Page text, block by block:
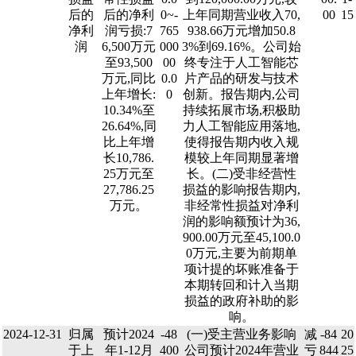
后的
净利
润
后的净利
润亏损:7
6,500万元
至93,500
万元,同比
上年增长:
10.34%至
26.64%,同
比上年增
长10,786.
25万元至
27,786.25
万元。
0~-
765
000
00
0.0
0
上年同期营业收入70,
938.66万元增加50.8
3%到69.16%。公司始
终专注于人工智能芯
片产品的研发与技术
创新。报告期内,公司
持续拓展市场,积极助
力人工智能应用落地,
使得报告期内收入规
模较上年同期显著增
长。(二)受非经营性
损益的影响报告期内,
非经常性损益对净利
润的影响额预计为36,
900.00万元至45,100.0
0万元,主要为前期单
项计提的坏账准备于
本期转回和计入当期
损益的政府补助的影
响。
00 15
2024-12-31
归属
于上
预计2024
年1-12月
-48
400
(一)受主营业务影响
公司预计2024年营业
减
亏
-84
844
20
25